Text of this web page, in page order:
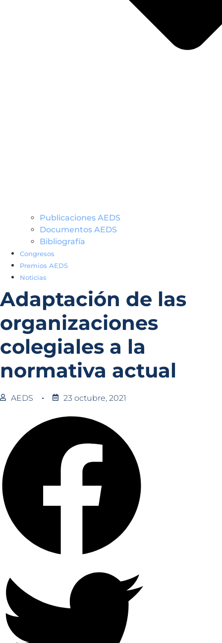
Publicaciones AEDS
Documentos AEDS
Bibliografía
Congresos
Premios AEDS
Noticias
Adaptación de las
organizaciones
colegiales a la
normativa actual
AEDS 23 octubre, 2021